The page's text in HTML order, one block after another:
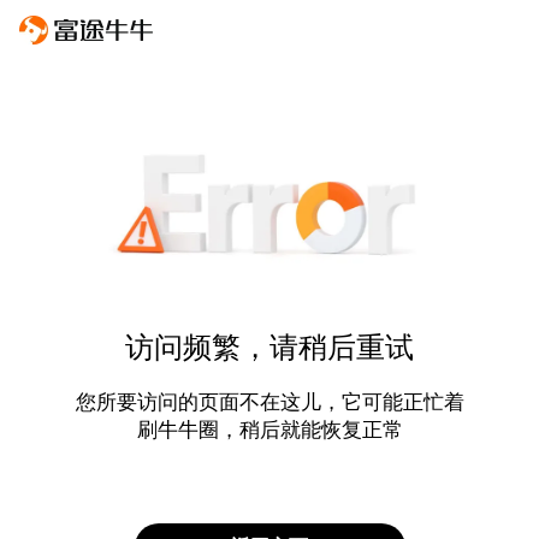
访问频繁，请稍后重试
您所要访问的页面不在这儿，它可能正忙着
刷牛牛圈，稍后就能恢复正常